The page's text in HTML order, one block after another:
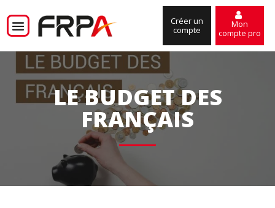
Créer un
compte
Mon
compte pro
LE BUDGET DES
FRANÇAIS